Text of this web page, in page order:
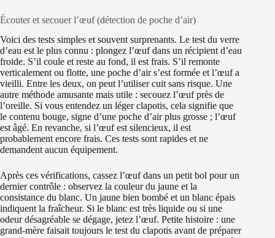
Écouter et secouer l’œuf (détection de poche d’air)
Voici des tests simples et souvent surprenants. Le test du verre
d’eau est le plus connu : plongez l’œuf dans un récipient d’eau
froide. S’il coule et reste au fond, il est frais. S’il remonte
verticalement ou flotte, une poche d’air s’est formée et l’œuf a
vieilli. Entre les deux, on peut l’utiliser cuit sans risque. Une
autre méthode amusante mais utile : secouez l’œuf près de
l’oreille. Si vous entendez un léger clapotis, cela signifie que
le contenu bouge, signe d’une poche d’air plus grosse ; l’œuf
est âgé. En revanche, si l’œuf est silencieux, il est
probablement encore frais. Ces tests sont rapides et ne
demandent aucun équipement.
Après ces vérifications, cassez l’œuf dans un petit bol pour un
dernier contrôle : observez la couleur du jaune et la
consistance du blanc. Un jaune bien bombé et un blanc épais
indiquent la fraîcheur. Si le blanc est très liquide ou si une
odeur désagréable se dégage, jetez l’œuf. Petite histoire : une
grand‑mère faisait toujours le test du clapotis avant de préparer